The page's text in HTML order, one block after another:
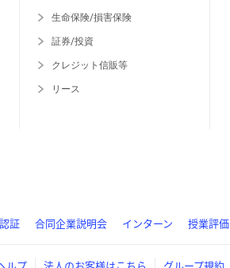
生命保険/損害保険
証券/投資
クレジット信販等
リース
証 合同企業説明会 インターン 授業評価